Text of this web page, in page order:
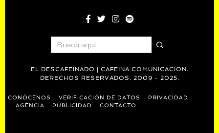
EL DESCAFEINADO | CAFEÍNA COMUNICACIÓN.
DERECHOS RESERVADOS. 2009 - 2025.
CONÓCENOS VERIFICACIÓN DE DATOS
PRIVACIDAD
AGENCIA
PUBLICIDAD CONTACTO